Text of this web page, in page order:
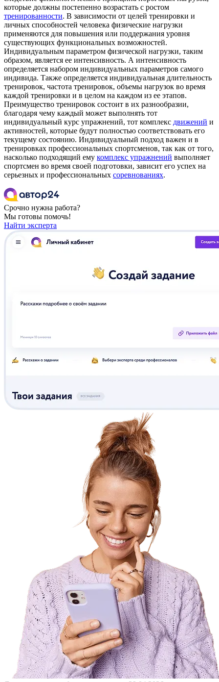
которые должны постепенно возрастать с ростом
тренированности. В зависимости от целей тренировки и
личных способностей человека физические нагрузки
применяются для повышения или поддержания уровня
существующих функциональных возможностей.
Индивидуальным параметром физической нагрузки, таким
образом, является ее интенсивность. А интенсивность
определяется набором индивидуальных параметров самого
индивида. Также определяется индивидуальная длительность
тренировок, частота тренировок, объемы нагрузок во время
каждой тренировки и в целом на каждом из ее этапов.
Преимущество тренировок состоит в их разнообразии,
благодаря чему каждый может выполнять тот
индивидуальный курс упражнений, тот комплекс движений и
активностей, которые будут полностью соответствовать его
текущему состоянию. Индивидуальный подход важен и в
тренировках профессиональных спортсменов, так как от того,
насколько подходящий ему комплекс упражнений выполняет
спортсмен во время своей подготовки, зависит его успех на
серьезных и профессиональных соревнованиях.
Срочно нужна работа?
Мы готовы помочь!
Найти эксперта